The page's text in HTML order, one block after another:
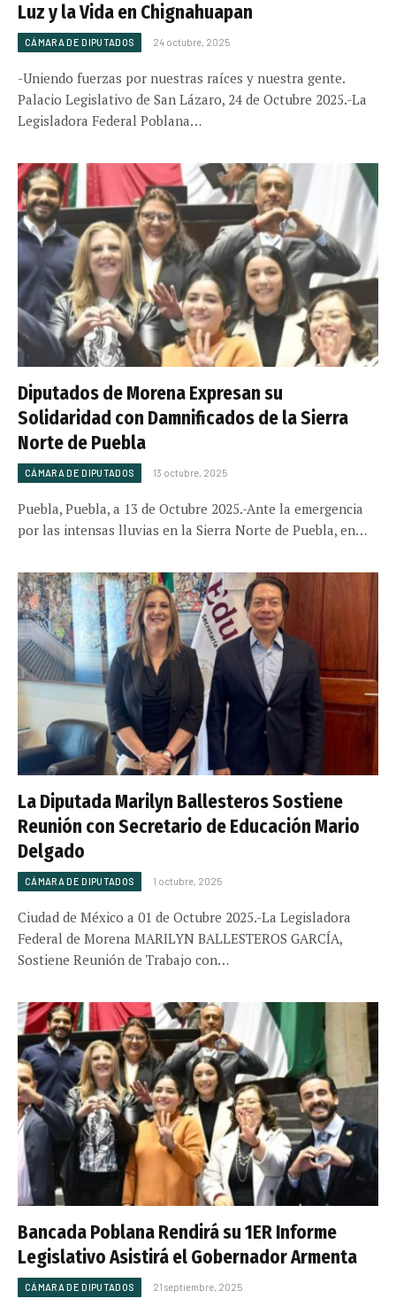
Luz y la Vida en Chignahuapan
CÁMARA DE DIPUTADOS 24 octubre, 2025
-Uniendo fuerzas por nuestras raíces y nuestra gente.​
Palacio Legislativo de San Lázaro, 24 de Octubre 2025.-La
Legisladora Federal Poblana…
Diputados de Morena Expresan su
Solidaridad con Damnificados de la Sierra
Norte de Puebla
CÁMARA DE DIPUTADOS 13 octubre, 2025
Puebla, Puebla, a 13 de Octubre 2025.-Ante la emergencia
por las intensas lluvias en la Sierra Norte de Puebla, en…
La Diputada Marilyn Ballesteros Sostiene
Reunión con Secretario de Educación Mario
Delgado
CÁMARA DE DIPUTADOS 1 octubre, 2025
Ciudad de México a 01 de Octubre 2025.-La Legisladora
Federal de Morena MARILYN BALLESTEROS GARCÍA,
Sostiene Reunión de Trabajo con…
Bancada Poblana Rendirá su 1ER Informe
Legislativo Asistirá el Gobernador Armenta
CÁMARA DE DIPUTADOS 21 septiembre, 2025